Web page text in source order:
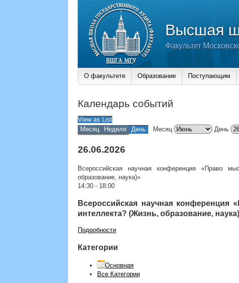
Высшая
Факультет
О факультете Образование Поступающим
Календарь событий
View asList
Месяц
Неделя День Месяц День
26.06.2026
Всероссийская научная конференция «Право
образование, наука)»
14:30 - 18:00
Всероссийская научная
интеллекта? (Жизнь, образование,
Подробности
Категории
Основная
Все Категории